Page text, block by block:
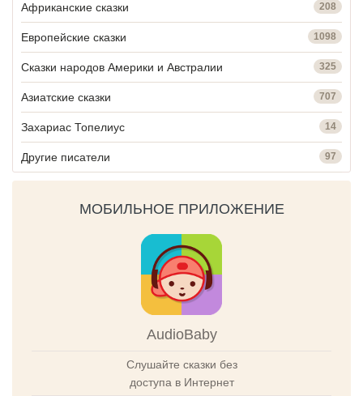
Африканские сказки 208
Европейские сказки 1098
Сказки народов Америки и Австралии 325
Азиатские сказки 707
Захариас Топелиус 14
Другие писатели 97
МОБИЛЬНОЕ ПРИЛОЖЕНИЕ
AudioBaby
Слушайте сказки без
доступа в Интернет